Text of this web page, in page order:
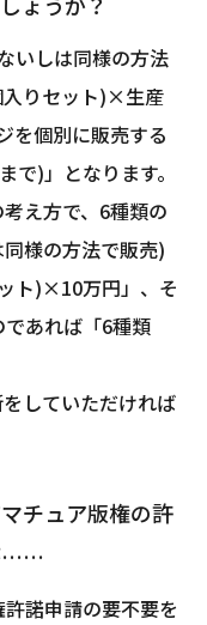
いしは同様の方法
入りセット)×生産
を個別に販売する
)」となります。
え方で、6種類の
様の方法で販売)
ト)×10万円」、そ
あれば「6種類
していただければ
チュア版権の許
……
諾申請の要不要を